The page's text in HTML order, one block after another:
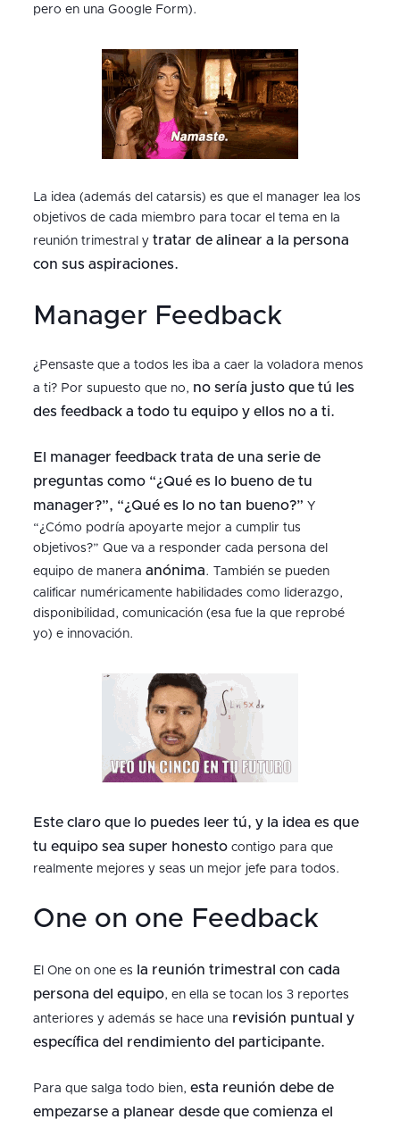
pero en una Google Form).
La idea (además del catarsis) es que el manager lea los
objetivos de cada miembro para tocar el tema en la
reunión trimestral y tratar de alinear a la persona
con sus aspiraciones.
Manager Feedback
¿Pensaste que a todos les iba a caer la voladora menos
a ti? Por supuesto que no, no sería justo que tú les
des feedback a todo tu equipo y ellos no a ti.
El manager feedback trata de una serie de
preguntas como “¿Qué es lo bueno de tu
manager?”, “¿Qué es lo no tan bueno?” Y
“¿Cómo podría apoyarte mejor a cumplir tus
objetivos?” Que va a responder cada persona del
equipo de manera anónima. También se pueden
calificar numéricamente habilidades como liderazgo,
disponibilidad, comunicación (esa fue la que reprobé
yo) e innovación.
Este claro que lo puedes leer tú, y la idea es que
tu equipo sea super honestocontigo para que
realmente mejores y seas un mejor jefe para todos.
One on one Feedback
El One on one es
la reunión trimestral con cada
persona del equipo, en ella se tocan los 3 reportes
anteriores y además se hace una revisión puntual y
específica del rendimiento del participante.
Para que salga todo bien, esta reunión debe de
empezarse a planear desde que comienza el